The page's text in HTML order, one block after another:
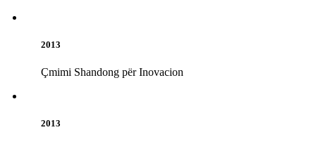
2013
Çmimi Shandong për Inovacion
2013